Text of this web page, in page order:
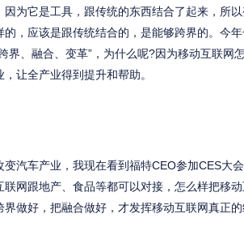
为它是工具，跟传统的东西结合了起来，所以
的，应该是跟传统结合的，是能够跨界的。今
界、融合、变革”，为什么呢?因为移动互联网
让全产业得到提升和帮助。
汽车产业，我现在看到福特CEO参加CES大
网跟地产、食品等都可以对接，怎么样把移
做好，把融合做好，才发挥移动互联网真正的